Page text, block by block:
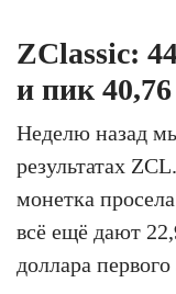
ZClassic:
и пик
Неделю назад
результатах
монетка
всё ещё дают
доллара